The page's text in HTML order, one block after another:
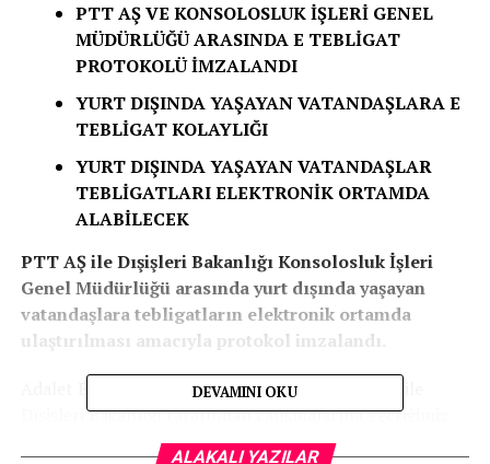
PTT AŞ VE KONSOLOSLUK İŞLERİ GENEL
MÜDÜRLÜĞÜ ARASINDA E TEBLİGAT
PROTOKOLÜ İMZALANDI
YURT DIŞINDA YAŞAYAN VATANDAŞLARA E
TEBLİGAT KOLAYLIĞI
YURT DIŞINDA YAŞAYAN VATANDAŞLAR
TEBLİGATLARI ELEKTRONİK ORTAMDA
ALABİLECEK
PTT AŞ ile Dışişleri Bakanlığı Konsolosluk İşleri
Genel Müdürlüğü arasında yurt dışında yaşayan
vatandaşlara tebligatların elektronik ortamda
ulaştırılması amacıyla protokol imzalandı.
Adalet Bakanlığı, Ulaştırma ve Altyapı Bakanlığı ile
Dışişleri Bakanlığı tarafından çalışmalarına geçtiğimiz
yıllarda başlanan ve yurt dışındaki vatandaşlara UETS
DEVAMINI OKU
ALAKALI YAZILAR